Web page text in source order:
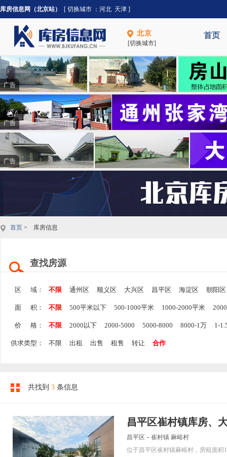
库房信息网（北京站） [ 切换城市 ： 河北 天津 ]
北京
[切换城市]
首页
广告
广告
广告
首页 > 库房信息
查找房源
区 域： 不限 通州区 顺义区 大兴区 昌平区 海淀区 朝阳区
面 积： 不限 500平米以下 500-1000平米 1000-2000平米
价 格： 不限 2000以下 2000-5000 5000-8000 8000-1万 1-
供求类型： 不限 出租 出售 租售 转让 合作
共找到 3 条信息
昌平区崔村镇库房、
昌平区－崔村镇 麻峪村
位于昌平区崔村镇麻峪村，房租面积